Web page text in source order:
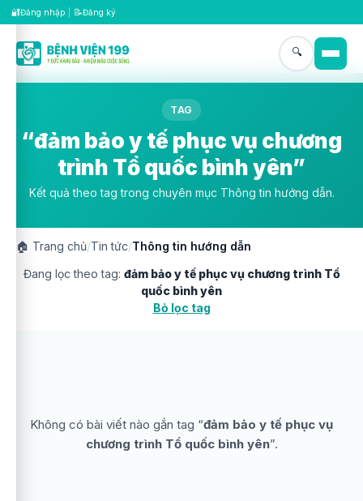
🔐Đăng nhập 📝Đăng ký
🔍
TAG
“đảm bảo y tế phục vụ chương
trình Tổ quốc bình yên”
Kết quả theo tag trong chuyên mục Thông tin hướng dẫn.
🏠 Trang chủ/Tin tức/Thông tin hướng dẫn
Đang lọc theo tag: đảm bảo y tế phục vụ chương trình Tổ
quốc bình yên
Bỏ lọc tag
Không có bài viết nào gắn tag “đảm bảo y tế phục vụ
chương trình Tổ quốc bình yên”.